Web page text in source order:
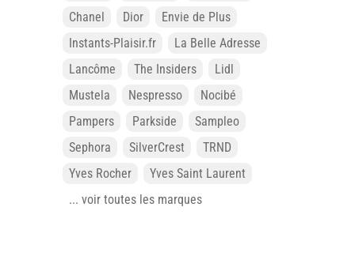
Chanel
Dior
Envie de Plus
Instants-Plaisir.fr
La Belle Adresse
Lancôme
The Insiders
Lidl
Mustela
Nespresso
Nocibé
Pampers
Parkside
Sampleo
Sephora
SilverCrest
TRND
Yves Rocher
Yves Saint Laurent
... voir toutes les marques